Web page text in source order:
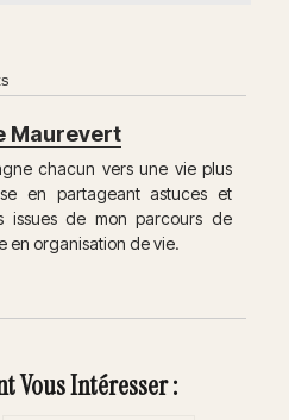
Maurevert
chacun vers une vie plus
en partageant astuces et
issues de mon parcours de
en organisation de vie.
Vous Intéresser :